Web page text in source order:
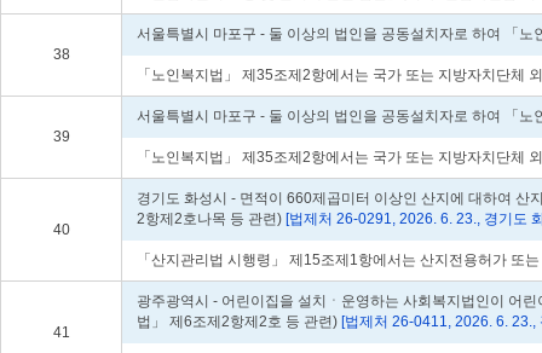
38
서울특별시 마포구 - 둘 이상의 법인을 공동설치자로 하여 「
「노인복지법」 제35조제2항에서는 국가 또는 지방자치단체
39
서울특별시 마포구 - 둘 이상의 법인을 공동설치자로 하여 「
「노인복지법」 제35조제2항에서는 국가 또는 지방자치단체
40
경기도 화성시 - 면적이 660제곱미터 이상인 산지에 대하여
2항제2호나목 등 관련) [법제처 26-0291, 2026. 6. 23., 경기도
「산지관리법 시행령」 제15조제1항에서는 산지전용허가 또
41
광주광역시 - 어린이집을 설치ㆍ운영하는 사회복지법인이 어
법」 제6조제2항제2호 등 관련) [법제처 26-0411, 2026. 6. 23.,